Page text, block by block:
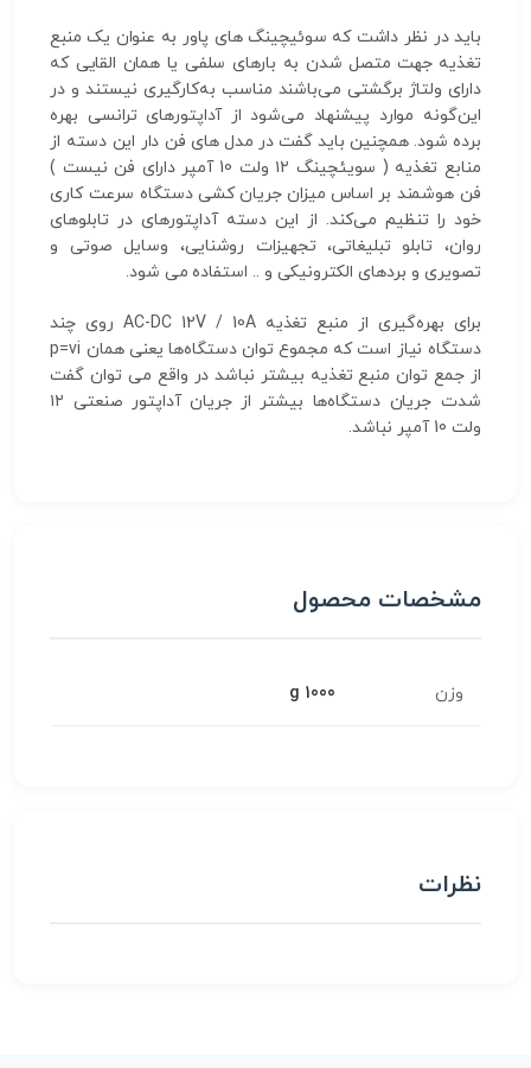
باید در نظر داشت که سوئیچینگ های پاور به عنوان یک منبع
تغذیه جهت متصل شدن به بارهای سلفی یا همان القایی که
دارای ولتاژ برگشتی می‌باشند مناسب به‌کارگیری نیستند و در
این‌گونه موارد پیشنهاد می‌شود از آداپتورهای ترانسی بهره
برده شود. همچنین باید گفت در مدل های فن دار این دسته از
منابع تغذیه ( سویئچینگ ۱۲ ولت 10 آمپر دارای فن نیست )
فن هوشمند بر اساس میزان جریان کشی دستگاه سرعت کاری
خود را تنظیم می‌کند. از این دسته آداپتورهای در تابلوهای
روان، تابلو تبلیغاتی، تجهیزات روشنایی، وسایل صوتی و
تصویری و بردهای الکترونیکی و .. استفاده می شود.
برای بهره‌گیری از منبع تغذیه AC-DC 12V / 10A روی چند
دستگاه نیاز است که مجموع توان دستگاه‌ها یعنی همان p=vi
از جمع توان منبع تغذیه بیشتر نباشد در واقع می توان گفت
شدت جریان دستگاه‌ها بیشتر از جریان آداپتور صنعتی ۱۲
ولت 10 آمپر نباشد.
مشخصات محصول
وزن 1000 g
نظرات